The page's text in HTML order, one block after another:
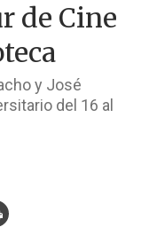
de Cine
y José
del 16 al